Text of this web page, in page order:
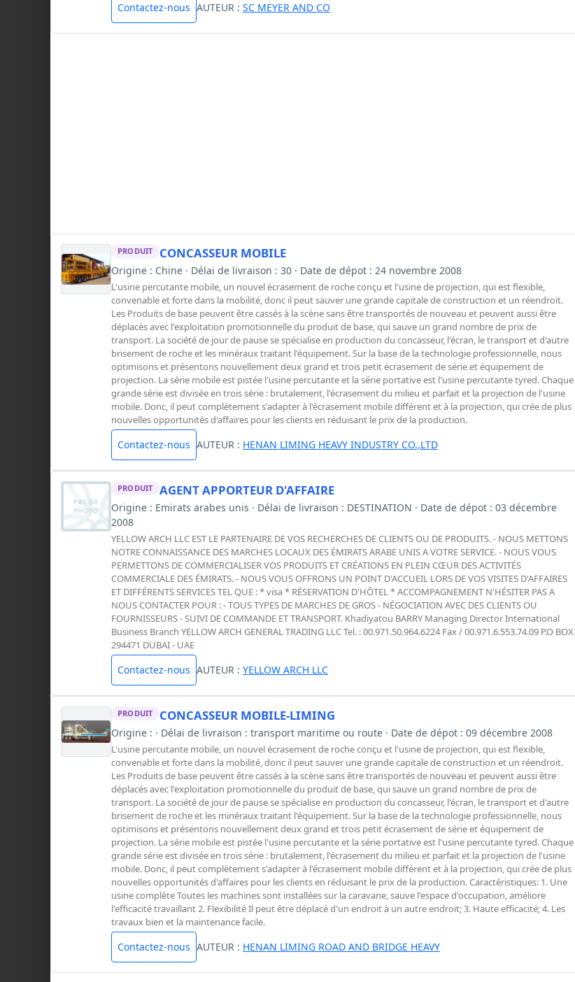
Contactez-nous AUTEUR : SC MEYER AND CO
PRODUIT CONCASSEUR MOBILE
Origine : Chine · Délai de livraison : 30 · Date de dépot : 24 novembre 2008
L'usine percutante mobile, un nouvel écrasement de roche conçu et l'usine de projection, qui est flexible,
convenable et forte dans la mobilité, donc il peut sauver une grande capitale de construction et un réendroit.
Les Produits de base peuvent être cassés à la scène sans être transportés de nouveau et peuvent aussi être
déplacés avec l'exploitation promotionnelle du produit de base, qui sauve un grand nombre de prix de
transport. La société de jour de pause se spécialise en production du concasseur, l'écran, le transport et d'autre
brisement de roche et les minéraux traitant l'équipement. Sur la base de la technologie professionnelle, nous
optimisons et présentons nouvellement deux grand et trois petit écrasement de série et équipement de
projection. La série mobile est pistée l'usine percutante et la série portative est l'usine percutante tyred. Chaque
grande série est divisée en trois série : brutalement, l'écrasement du milieu et parfait et la projection de l'usine
mobile. Donc, il peut complètement s'adapter à l'écrasement mobile différent et à la projection, qui crée de plus
nouvelles opportunités d'affaires pour les clients en réduisant le prix de la production.
Contactez-nous AUTEUR : HENAN LIMING HEAVY INDUSTRY CO.,LTD
PRODUIT AGENT APPORTEUR D'AFFAIRE
Origine : Emirats arabes unis · Délai de livraison : DESTINATION · Date de dépot : 03 décembre
2008
YELLOW ARCH LLC EST LE PARTENAIRE DE VOS RECHERCHES DE CLIENTS OU DE PRODUITS. - NOUS METTONS
NOTRE CONNAISSANCE DES MARCHES LOCAUX DES ÉMIRATS ARABE UNIS A VOTRE SERVICE. - NOUS VOUS
PERMETTONS DE COMMERCIALISER VOS PRODUITS ET CRÉATIONS EN PLEIN CŒUR DES ACTIVITÉS
COMMERCIALE DES ÉMIRATS. - NOUS VOUS OFFRONS UN POINT D'ACCUEIL LORS DE VOS VISITES D'AFFAIRES
ET DIFFÉRENTS SERVICES TEL QUE : * visa * RÉSERVATION D'HÔTEL * ACCOMPAGNEMENT N'HÉSITER PAS A
NOUS CONTACTER POUR : - TOUS TYPES DE MARCHES DE GROS - NÉGOCIATION AVEC DES CLIENTS OU
FOURNISSEURS - SUIVI DE COMMANDE ET TRANSPORT. Khadiyatou BARRY Managing Director International
Business Branch YELLOW ARCH GENERAL TRADING LLC Tel. : 00.971.50.964.6224 Fax / 00.971.6.553.74.09 P.O BOX
294471 DUBAI - UAE
Contactez-nous AUTEUR : YELLOW ARCH LLC
PRODUIT CONCASSEUR MOBILE-LIMING
Origine : · Délai de livraison : transport maritime ou route · Date de dépot : 09 décembre 2008
L'usine percutante mobile, un nouvel écrasement de roche conçu et l'usine de projection, qui est flexible,
convenable et forte dans la mobilité, donc il peut sauver une grande capitale de construction et un réendroit.
Les Produits de base peuvent être cassés à la scène sans être transportés de nouveau et peuvent aussi être
déplacés avec l'exploitation promotionnelle du produit de base, qui sauve un grand nombre de prix de
transport. La société de jour de pause se spécialise en production du concasseur, l'écran, le transport et d'autre
brisement de roche et les minéraux traitant l'équipement. Sur la base de la technologie professionnelle, nous
optimisons et présentons nouvellement deux grand et trois petit écrasement de série et équipement de
projection. La série mobile est pistée l'usine percutante et la série portative est l'usine percutante tyred. Chaque
grande série est divisée en trois série : brutalement, l'écrasement du milieu et parfait et la projection de l'usine
mobile. Donc, il peut complètement s'adapter à l'écrasement mobile différent et à la projection, qui crée de plus
nouvelles opportunités d'affaires pour les clients en réduisant le prix de la production. Caractéristiques: 1. Une
usine complète Toutes les machines sont installées sur la caravane, sauve l'espace d'occupation, améliore
l'efficacité travaillant 2. Flexibilité Il peut être déplacé d'un endroit à un autre endroit; 3. Haute efficacité; 4. Les
travaux bien et la maintenance facile.
Contactez-nous AUTEUR : HENAN LIMING ROAD AND BRIDGE HEAVY